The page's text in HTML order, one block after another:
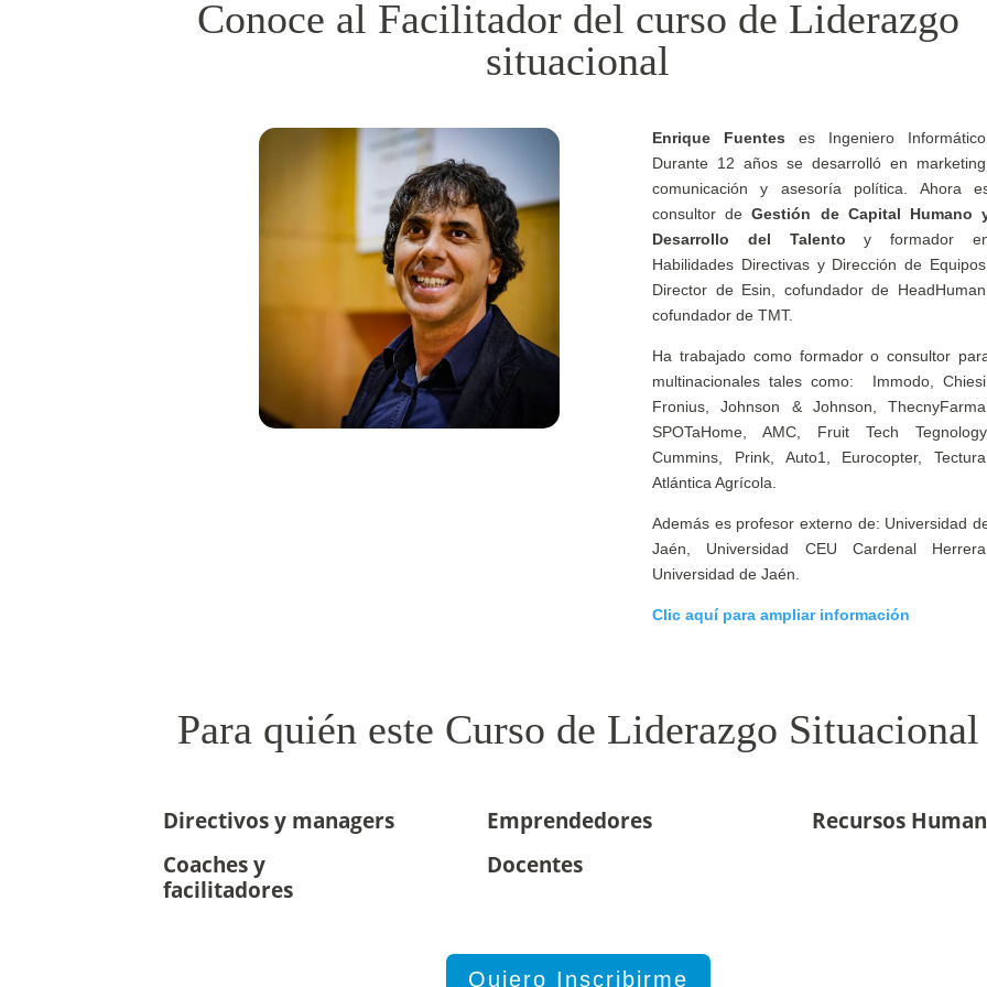
Conoce al Facilitador del curso de Liderazgo
situacional
Enrique Fuentes es Ingeniero Informático.
Durante 12 años se desarrolló en marketing,
comunicación y asesoría política. Ahora
consultor deGestión de Capital Humano
Desarrollo del Talento y formador
Habilidades Directivas y Dirección de Equipos.
Director de Esin, cofundador de HeadHuman,
cofundador de TMT.
Ha trabajado como formador o consultor
multinacionales tales como: Immodo, Chiesi,
Fronius, Johnson & Johnson, ThecnyFarma,
SPOTaHome, AMC, Fruit Tech Tegnology,
Cummins, Prink, Auto1, Eurocopter, Tectura,
Atlántica Agrícola.
Además es profesor externo de: Universidad
Jaén, Universidad CEU Cardenal Herrera,
Universidad de Jaén.
Clic aquí para ampliar información
Para quién este Curso de Liderazgo Situacional
Directivos y managers
Coaches y
facilitadores
Emprendedores
Docentes
Recursos
Quiero Inscribirme